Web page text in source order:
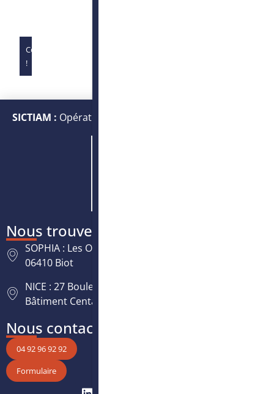
Complet
!
SICTIAM : Opérateur public de services numériques et
Nous trouver
SOPHIA : Les Oréades, 125 rue des Amandiers,
06410 Biot
NICE : 27 Boulevard Paul Montel Nice Leader -
Bâtiment Centaure, 06200 Nice
Nous contacter
04 92 96 92 92
Formulaire